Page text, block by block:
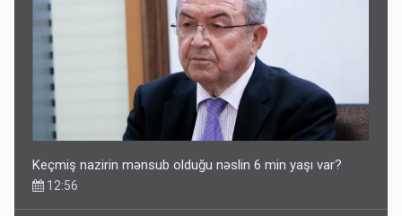
Keçmiş nazirin mənsub olduğu nəslin 6 min yaşı var?
12:56